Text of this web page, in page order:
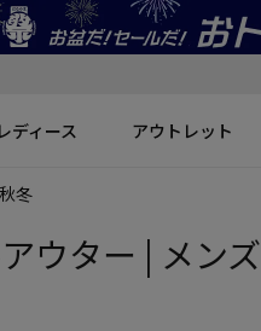
レディース アウトレット
秋冬
ウター | メンズ